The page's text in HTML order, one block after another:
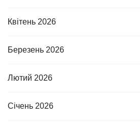
Квітень 2026
Березень 2026
Лютий 2026
Січень 2026